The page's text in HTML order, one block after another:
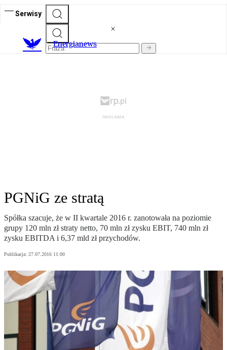
Serwisy
Energianews
PGNiG ze stratą
Spółka szacuje, że w II kwartale 2016 r. zanotowała na poziomie
grupy 120 mln zł straty netto, 70 mln zł zysku EBIT, 740 mln zł
zysku EBITDA i 6,37 mld zł przychodów.
Publikacja: 27.07.2016 11:00